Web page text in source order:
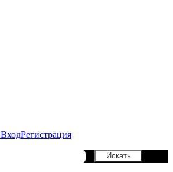
ВходРегистрация